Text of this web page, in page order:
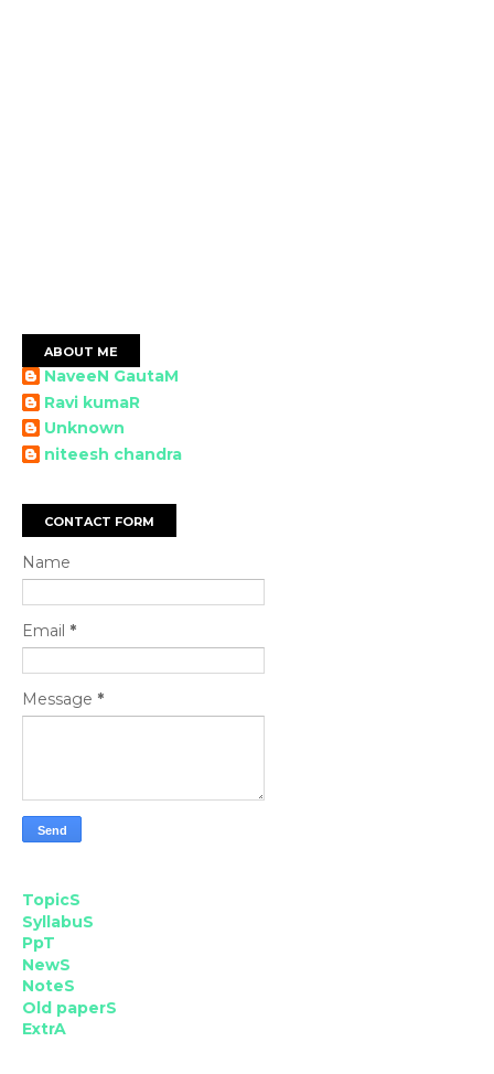
ABOUT ME
NaveeN GautaM
Ravi kumaR
Unknown
niteesh chandra
CONTACT FORM
Name
Email *
Message *
TopicS
SyllabuS
PpT
NewS
NoteS
Old paperS
ExtrA